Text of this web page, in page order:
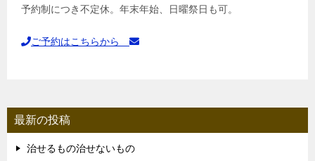
予約制につき不定休。年末年始、日曜祭日も可。
ご予約はこちらから
最新の投稿
治せるもの治せないもの